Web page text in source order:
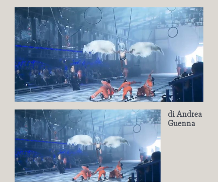
Ingrandisci
immagine
di Andrea
Guenna